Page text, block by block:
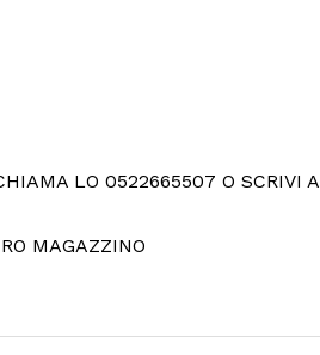
LO 0522665507 O SCRIVI A
MAGAZZINO